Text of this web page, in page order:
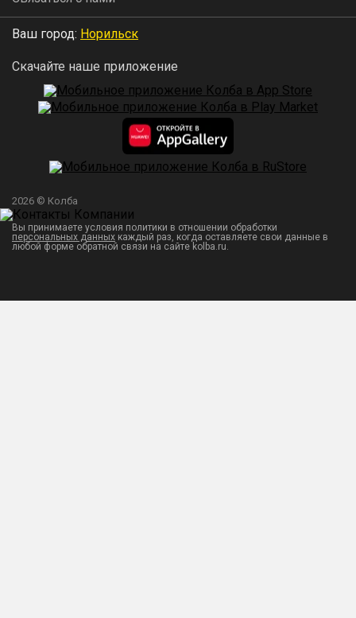
Ваш город: Норильск
Скачайте наше приложение
2026 © Колба
Вы принимаете условия политики в отношении обработки
персональных данных каждый раз, когда оставляете свои данные в
любой форме обратной связи на сайте kolba.ru.